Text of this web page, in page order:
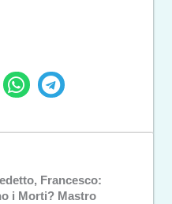
Francesco:
i Morti? Mastro